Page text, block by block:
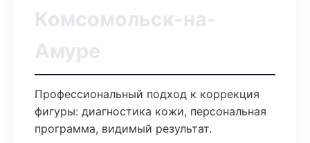
Комсомольск-на-
Амуре
Профессиональный подход к коррекция
фигуры: диагностика кожи, персональная
программа, видимый результат.